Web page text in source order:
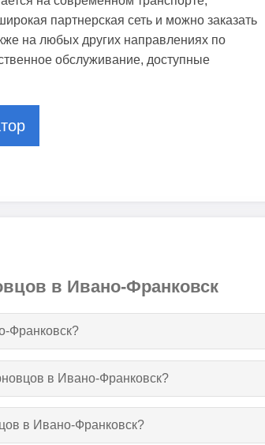
партнерская сеть и можно заказать
на любых других направлениях по
обслуживание, доступные
в Ивано-Франковск
Франковск?
в Ивано-Франковск?
в Ивано-Франковск?